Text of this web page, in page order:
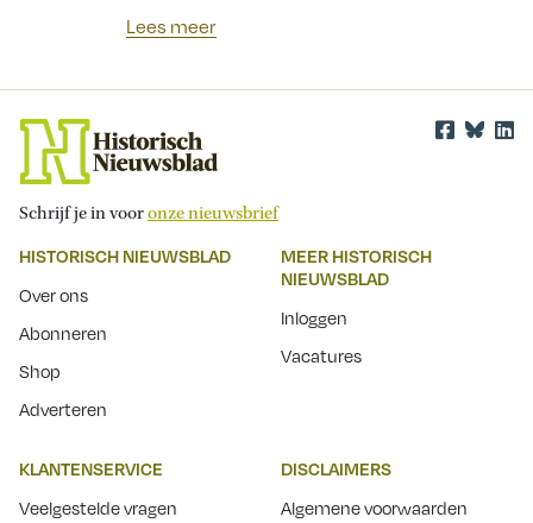
Lees meer
Schrijf je in vooronze nieuwsbrief
HISTORISCH NIEUWSBLAD
Over ons
Abonneren
Shop
Adverteren
MEER HISTORISCH
NIEUWSBLAD
Inloggen
Vacatures
KLANTENSERVICE
Veelgestelde vragen
DISCLAIMERS
Algemene voorwaarden